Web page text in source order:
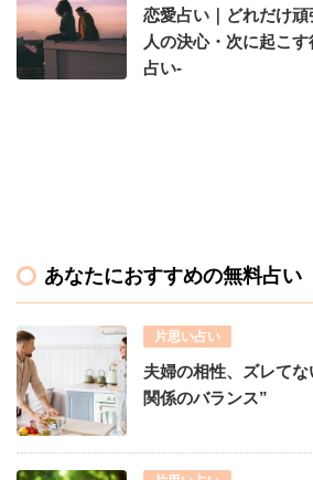
恋愛占い｜どれだけ
人の決心・次に起こ
占い-
あなたにおすすめの無料占い
片思い占い
夫婦の相性、ズレて
関係のバランス”